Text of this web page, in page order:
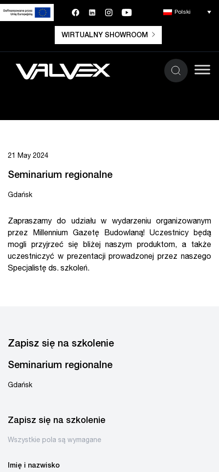
WIRTUALNY SHOWROOM
Polski
21 May 2024
Seminarium regionalne
Gdańsk
Zapraszamy do udziału w wydarzeniu organizowanym
przez Millennium Gazetę Budowlaną! Uczestnicy będą
mogli przyjrzeć się bliżej naszym produktom, a także
uczestniczyć w prezentacji prowadzonej przez naszego
Specjalistę ds. szkoleń.
Zapisz się na szkolenie
Seminarium regionalne
Gdańsk
Zapisz się na szkolenie
Wszystkie pola są wymagane
Imię i nazwisko